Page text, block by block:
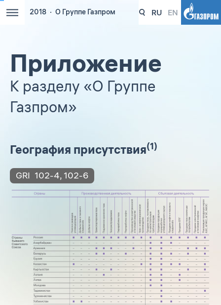
2018 О Группе Газпром RU EN
Приложение
К разделу «О Группе
Газпром»
География присутствия(1)
GRI 102-4, 102-6